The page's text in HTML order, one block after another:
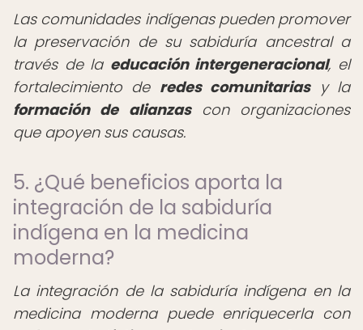
Las comunidades indígenas pueden promover
la preservación de su sabiduría ancestral a
través de la educación intergeneracional, el
fortalecimiento de redes comunitariasy la
formación de alianzascon organizaciones
que apoyen sus causas.
5. ¿Qué beneficios aporta la
integración de la sabiduría
indígena en la medicina
moderna?
La integración de la sabiduría indígena en la
medicina moderna puede enriquecerla con